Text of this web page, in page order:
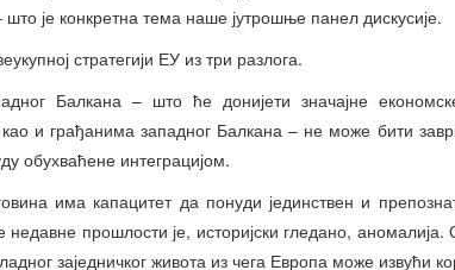
је конкретна тема наше јутрошње панел дискусије.
стратегији ЕУ из три разлога.
Балкана – што ће донијети значајне
и грађанима западног Балкана – не може бити
обухваћене интеграцијом.
има капацитет да понуди јединствен и
недавне прошлости је, историјски гледано,
заједничког живота из чега Европа може извући